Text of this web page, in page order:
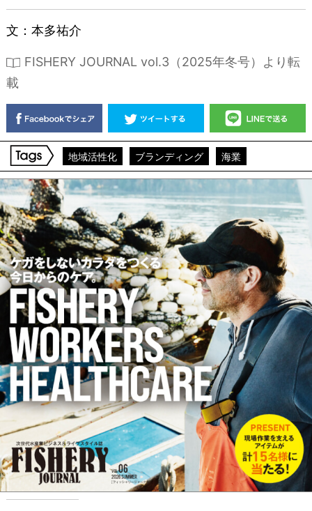
文：本多祐介
FISHERY JOURNAL vol.3（2025年冬号）より転
載
地域活性化 ブランディング 海業